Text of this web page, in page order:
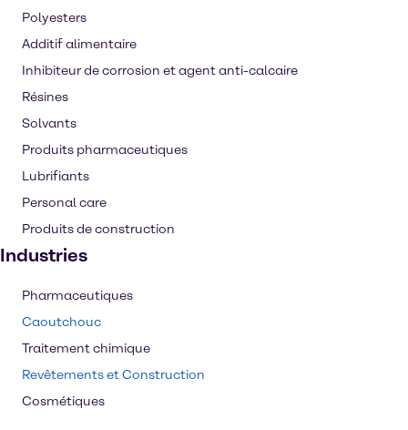
Polyesters
Additif alimentaire
Inhibiteur de corrosion et agent anti-calcaire
Résines
Solvants
Produits pharmaceutiques
Lubrifiants
Personal care
Produits de construction
Industries
Pharmaceutiques
Caoutchouc
Traitement chimique
Revêtements et Construction
Cosmétiques